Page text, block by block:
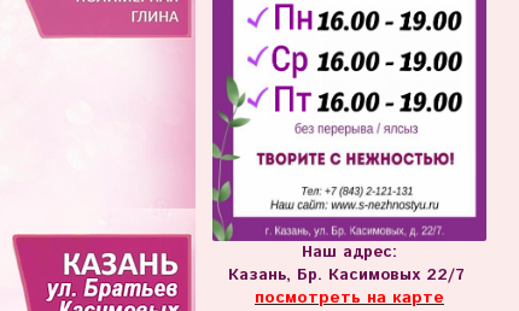
Наш адрес:
Казань, Бр. Касимовых 22/7
посмотреть на карте